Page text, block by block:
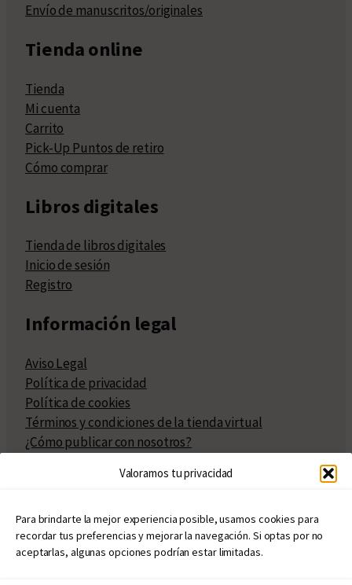
Valoramos tu privacidad
Para brindarte la mejor experiencia posible, usamos cookies para
recordar tus preferencias y mejorar la navegación. Si optas por no
aceptarlas, algunas opciones podrían estar limitadas.
Envío de manuscritos/originales
Tienda online
Tienda
Mi cuenta
Carrito
Pick-Up Puntos de retiro
Cómo comprar
Libros digitales
Tienda de libros digitales
Inicio de sesión
Registro
Información legal
Aviso Legal
Política de privacidad
Política de cookies
Términos y condiciones de la tienda virtual
¿Cómo publicar con nosotros?
Políticas de publicación
Políticas de coedición
Atribuciones